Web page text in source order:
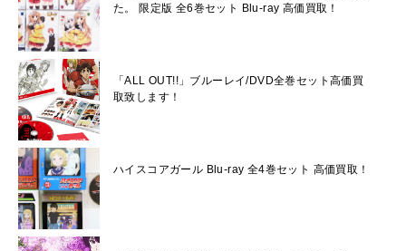
た。 限定版 全6巻セット Blu-ray 高価買取！
「ALL OUT!!」ブルーレイ/DVD全巻セット高価買
取致します！
ハイスコアガール Blu-ray 全4巻セット 高価買取！